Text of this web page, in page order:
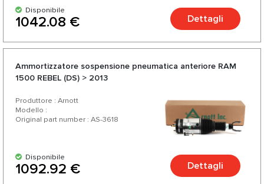
Disponibile
1042.08 € Dettagli
Ammortizzatore sospensione pneumatica anteriore RAM
1500 REBEL (DS) > 2013
Produttore : Arnott
Modello :
Original part number : AS-3618
Disponibile
1092.92 € Dettagli